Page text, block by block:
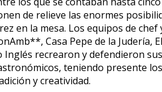
de relieve las enormes
en la mesa. Los equipos de
Casa Pepe de la Judería,
Inglés recrearon y defendieron
teniendo presente
y creatividad.